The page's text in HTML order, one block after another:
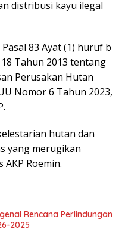
distribusi kayu ilegal
83 Ayat (1) huruf b
Tahun 2013 tentang
Perusakan Hutan
Nomor 6 Tahun 2023,
hutan dan
yang merugikan
Roemin.
Rencana Perlindungan
2025